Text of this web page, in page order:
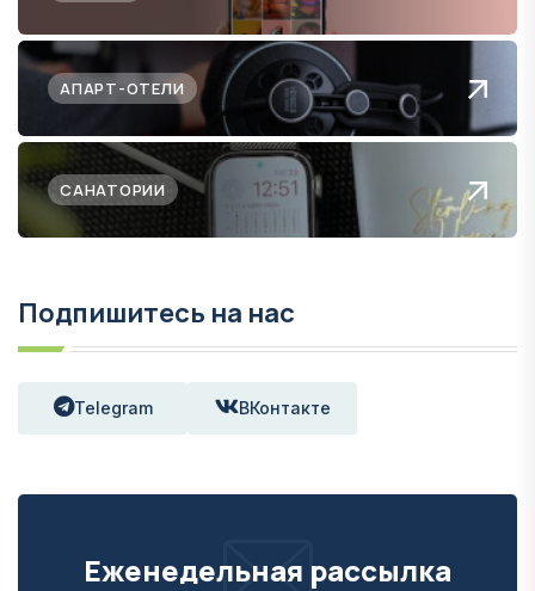
АПАРТ-ОТЕЛИ
САНАТОРИИ
Подпишитесь на нас
Telegram ВКонтакте
Еженедельная рассылка